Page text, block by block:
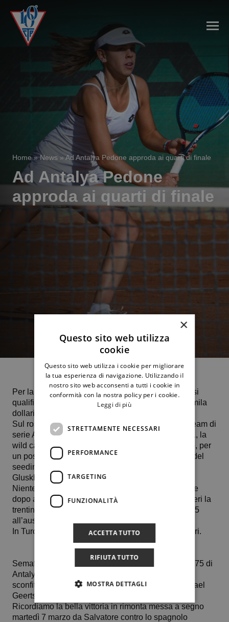
Home»News » Ad Antalya Pedone approda ai quarti di finale
Ad Antalya Pedone
approda ai quarti di finale
Per la seconda volta in stagione Giorgia Pedone
si
qualifica per i quarti di finale di una prova Itf da 15mila
dollari.
Sul rosso di Antalya, la diciottenne giocatrice del team di
serie A1 ha battuto senza eccessivi patemi, 6-1 6-1, la
wild card locale Defne Cirpanli e venerdì 10 marzo, per
un posto nelle semifinali, sfiderà la seconda forza del
seeding ovvero la 19enne bulgara Denislava
Gluskhova.
Niente da fare invece per
la quale
dopo aver battuto brillantemente nella giornata di ieri la
trentina Melania Delai, quest’oggi ha ceduto 6-0 7-5
all’austriaca Mavie Osterreicher.
In Turchia è presente il maestro Alessandro Chimirri.
Semaforo rosso agli ottavi di finale del Challenger 75 di
Antalya per
sconfitto con il punteggio di 6-4 6-4 dal belga Michael
Geerts, n. 243 al mondo.
Ricordiamo la bella vittoria in rimonta messa a segno
martedì 7 marzo da Salvatore contro lo spagnolo
×
Questo sito web utilizza
cookie
Questo sito web utilizza i cookie per migliorare
la tua esperienza di navigazione. Utilizzando il
nostro sito web acconsenti a tutti i cookie in
conformità con la nostra policy per i cookie.
Leggi di più
STRETTAMENTE NECESSARI
PERFORMANCE
TARGETING
FUNZIONALITÀ
ACCETTA TUTTO
RIFIUTA TUTTO
MOSTRA DETTAGLI